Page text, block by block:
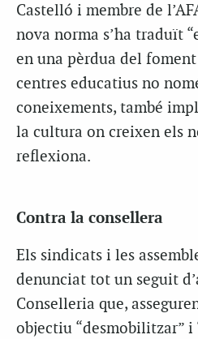
Castelló i membre de
nova norma s’ha traduït
en una pèrdua del
centres educatius no
coneixements, també
la cultura on creixen els
reflexiona.
Contra la consellera
Els sindicats i les
denunciat tot un seguit
Conselleria que,
objectiu “desmobilitzar” i